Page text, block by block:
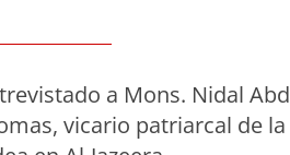
a Mons. Nidal
vicario patriarcal de la